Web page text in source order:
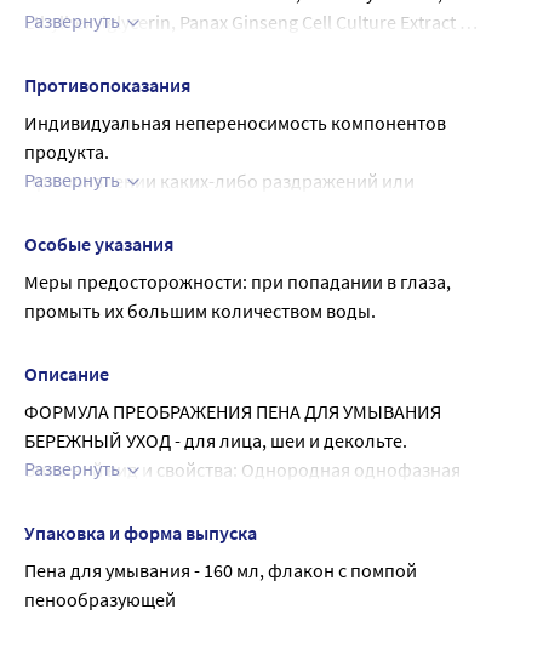
Ethylhexylglycerin, Panax Ginseng Cell Culture Extract
Oil, Disodium EDTA, Parfum
Развернуть
Противопоказания
Индивидуальная непереносимость компонентов
продукта.
При появлении каких-либо раздражений или
использование.
Развернуть
Особые указания
Меры предосторожности: при попадании в глаза,
промыть их большим количеством воды.
Описание
ФОРМУЛА ПРЕОБРАЖЕНИЯ ПЕНА ДЛЯ УМЫВАНИЯ
БЕРЕЖНЫЙ УХОД - для лица, шеи и декольте.
Внешний вид и свойства: Однородная однофазная
Цвет: От бесцветного до светло-желтого
Запах: Приятный, с нотами морской свежести
Легкая воздушная пена бережно и эффективно очищает
кожу лица, шеи и декольте благодаря уникальному
Развернуть
Упаковка и форма выпуска
Пена для умывания - 160 мл, флакон с помпой
пенообразующей